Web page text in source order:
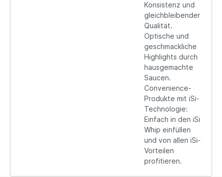
Konsistenz und
gleichbleibender
Qualität.
Optische und
geschmackliche
Highlights durch
hausgemachte
Saucen.
Convenience-
Produkte mit iSi-
Technologie:
Einfach in den iSi
Whip einfüllen
und von allen iSi-
Vorteilen
profitieren.